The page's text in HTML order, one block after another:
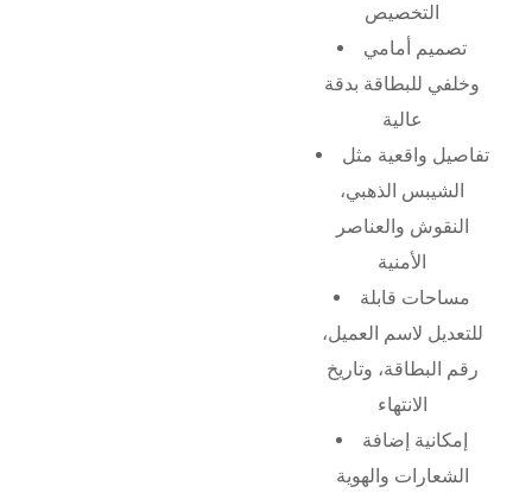
التخصيص
تصميم أمامي
وخلفي للبطاقة بدقة
عالية
تفاصيل واقعية مثل
الشيبس الذهبي،
النقوش والعناصر
الأمنية
مساحات قابلة
للتعديل لاسم العميل،
رقم البطاقة، وتاريخ
الانتهاء
إمكانية إضافة
الشعارات والهوية